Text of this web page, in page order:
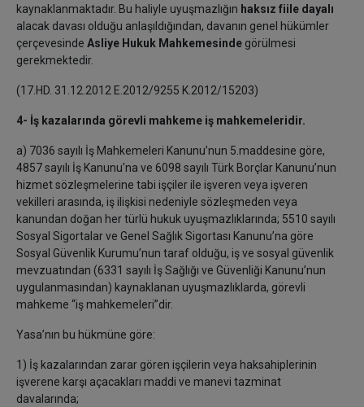
kaynaklanmaktadır. Bu haliyle uyuşmazlığın haksız fiile dayalı
alacak davası olduğu anlaşıldığından, davanın genel hükümler
çerçevesinde Asliye Hukuk Mahkemesinde görülmesi
gerekmektedir.
(17.HD. 31.12.2012 E.2012/9255 K.2012/15203)
4- İş kazalarında görevli mahkeme iş mahkemeleridir.
a) 7036 sayılı İş Mahkemeleri Kanunu’nun 5.maddesine göre,
4857 sayılı İş Kanunu'na ve 6098 sayılı Türk Borçlar Kanunu’nun
hizmet sözleşmelerine tabi işçiler ile işveren veya işveren
vekilleri arasında, iş ilişkisi nedeniyle sözleşmeden veya
kanundan doğan her türlü hukuk uyuşmazlıklarında; 5510 sayılı
Sosyal Sigortalar ve Genel Sağlık Sigortası Kanunu’na göre
Sosyal Güvenlik Kurumu’nun taraf olduğu, iş ve sosyal güvenlik
mevzuatından (6331 sayılı İş Sağlığı ve Güvenliği Kanunu’nun
uygulanmasından) kaynaklanan uyuşmazlıklarda, görevli
mahkeme “iş mahkemeleri”dir.
Yasa’nın bu hükmüne göre:
1) İş kazalarından zarar gören işçilerin veya haksahiplerinin
işverene karşı açacakları maddi ve manevi tazminat
davalarında;